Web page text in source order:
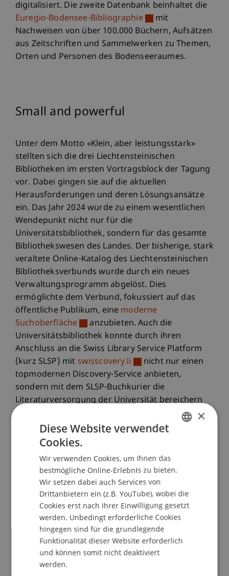
digitalisiert. Die zweite Datenbank beinhaltet die
Euregio-Bodensee-Bibliographie
mit
Nachweisen von über 100.000 Büchern, Aufsätzen
aus Zeitschriften und Sammelwerken zu Themen,
Orten und Personen des Bodenseeraumes.
Small and powerful
Unter dem Motto «Klein, aber leistungsstark»
stellten sich die drei Liechtensteinischen
Bibliotheken im ersten Vortragsblock der Tagung
vor. Dabei gingen sie auf die aktuellen
Herausforderungen und deren Lösungsansätze
ein. Das Jahr 2024 wurde zu einem wesentlichen
Wendepunkt nicht nur für die
Universitätsbibliothek, sondern für das gesamte
Bibliothekswesen des Landes. Der bisherige, stark
veraltete Online-Katalog des Liechtensteinischen
Bibliotheksverbunds wurde durch ein neues
Verwaltungsprogramm abgelöst. Dies
ermöglichte dem Verbund, fokussiert auf das
öffentliche Publikum, eine moderne
Suchoberfläche
anzubieten. Auch die
Universitätsbibliothek konnte durch ihren
Anschluss an die Swiss Library Service Platform
(kurz SLSP) mit swisscovery.li
nicht nur einen
topmodernen Discovery-Service anbieten,
sondern mit dem SLSP-Buchkurier die
Literaturversorgung der Universität bereichern
und um 40 Mio Titel exorbitant erweitern. Im
zweiten Vortragsblock stellte Oliver Thiele: SHAI -
die Digitale Assistenz der Bibliotheken
Intelligenz entwickelt wurde. Die Tagung fand mit
einem Architekturrundgang, geführt durch
Johannes Herburger, einen gebührenden
Ausklang.
Die zum Teil weite Anreise nach Vaduz hat sich für
alle Teilnehmenden mit Sicherheit gelohnt. Sie
lobten sowohl die gute Organisation und
×
Diese Website verwendet
Cookies.
Wir verwenden Cookies, um Ihnen das
bestmögliche Online-Erlebnis zu bieten.
Wir setzen dabei auch Services von
Drittanbietern ein (z.B. YouTube), wobei die
Cookies erst nach Ihrer Einwilligung gesetzt
werden. Unbedingt erforderliche Cookies
hingegen sind für die grundlegende
Funktionalität dieser Website erforderlich
und können somit nicht deaktiviert
werden.